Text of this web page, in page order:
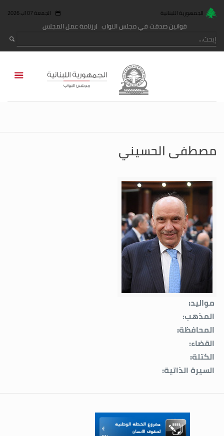
الجمهورية اللبنانية الجمعة 07 آب 2026
قوانين صدقت في مجلس النواب رزنامة عمل المجلس
مصطفى الحسيني
مواليد:
المذهب:
المحافظة:
القضاء:
الكتلة:
السيرة الذاتية: